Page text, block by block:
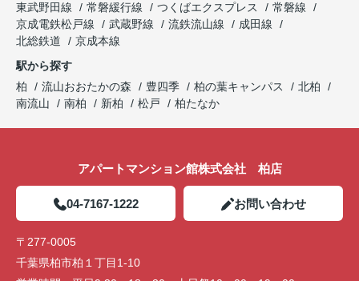
東武野田線
常磐緩行線 つくばエクスプレス
常磐線
京成電鉄松戸線
武蔵野線 流鉄流山線
成田線
北総鉄道
京成本線
駅から探す
柏
流山おおたかの森 豊四季 柏の葉キャンパス
北柏
南流山
南柏 新柏 松戸 柏たなか
アパートマンション館株式会社 柏店
04-7167-1222 お問い合わせ
〒277-0005
千葉県柏市柏１丁目1-10